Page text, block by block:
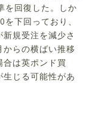
を回復した。しか
下回っており、
規受注を減少さ
らの横ばい推移
は英ポンド買
じる可能性があ